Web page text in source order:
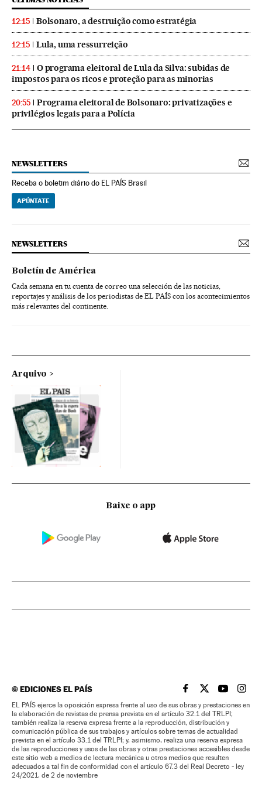
12:15 Bolsonaro, a destruição como estratégia
12:15 Lula, uma ressurreição
21:14
O programa eleitoral de Lula da Silva: subidas de
impostos para os ricos e proteção para as minorias
20:55
Programa eleitoral de Bolsonaro: privatizações e
privilégios legais para a Polícia
NEWSLETTERS
Receba o boletim diário do EL PAÍS Brasil
APÚNTATE
NEWSLETTERS
Boletín de América
Cada semana en tu cuenta de correo una selección de las noticias,
reportajes y análisis de los periodistas de EL PAÍS con los acontecimientos
más relevantes del continente.
Arquivo
Baixe o app
©EDICIONES EL PAÍS EL PAÍS BRASIL EN
EL PAÍSEL PAÍS
EL
EL PAÍS ejerce la oposición expresa frente al uso de sus obras y prestaciones en
la elaboración de revistas de prensa prevista en el artículo 32.1 del TRLPI;
también realiza la reserva expresa frente a la reproducción, distribución y
comunicación pública de sus trabajos y artículos sobre temas de actualidad
prevista en el artículo 33.1 del TRLPI; y, asimismo, realiza una reserva expresa
de las reproducciones y usos de las obras y otras prestaciones accesibles desde
este sitio web a medios de lectura mecánica u otros medios que resulten
adecuados a tal fin de conformidad con el artículo 67.3 del Real Decreto - ley
24/2021, de 2 de noviembre